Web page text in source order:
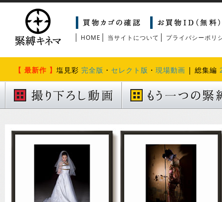
HOME 当サイトについて プライバシーポリ
【 最新作 】 塩見彩 完全版 ・ セレクト版 ・ 現場動画 | 総集編